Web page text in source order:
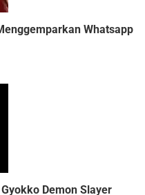
Whatsapp
Demon Slayer